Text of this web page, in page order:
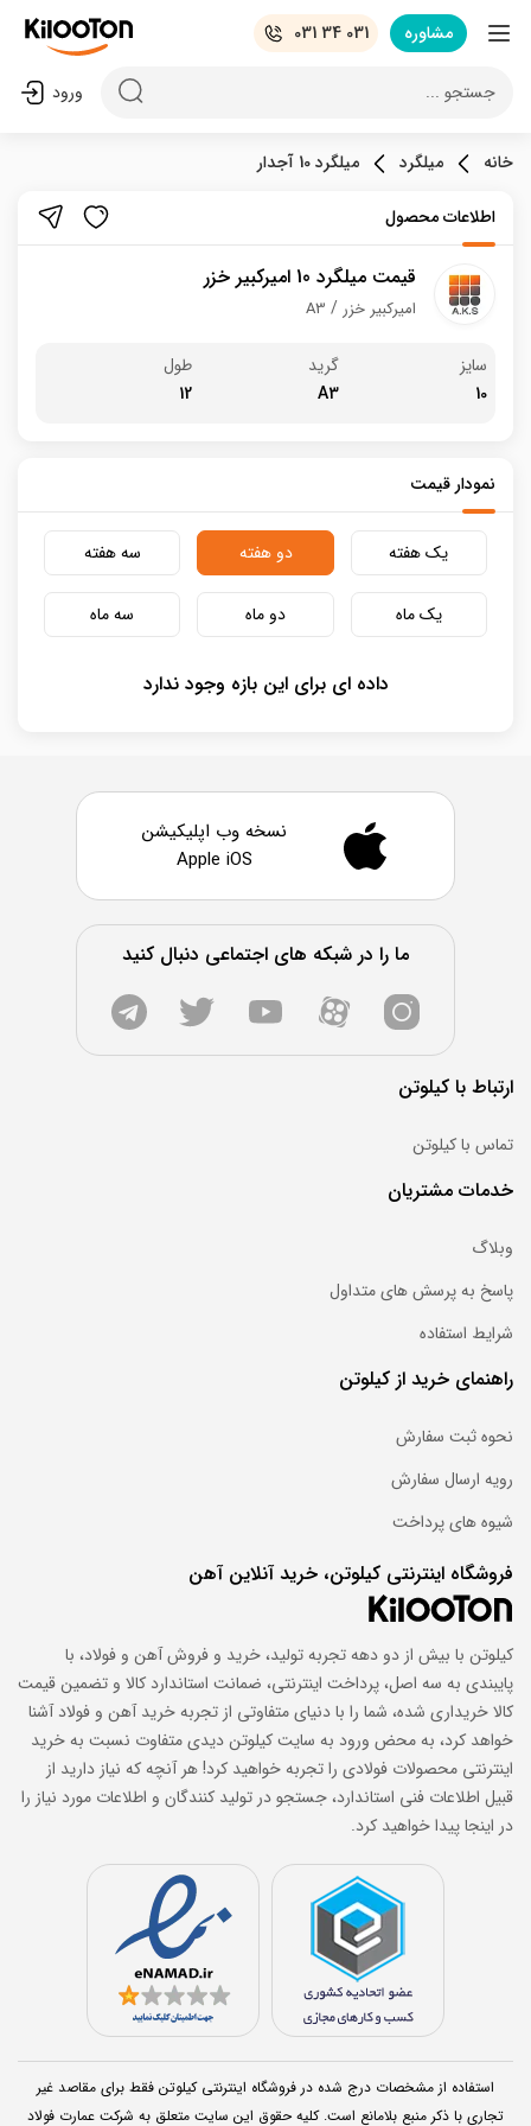
مشاوره 031 34 031
جستجو ... ورود
خانه میلگرد میلگرد 10 آجدار
اطلاعات محصول
قیمت میلگرد 10 امیرکبیر خزر
A3 امیرکبیر خزر
سایز
10
گرید
A3
طول
12
نمودار قیمت
یک هفته دو هفته سه هفته
یک ماه دو ماه سه ماه
داده ای برای این بازه وجود ندارد
نسخه وب اپلیکیشن
Apple iOS
ما را در شبکه های اجتماعی دنبال کنید
ارتباط با کیلوتن
تماس با کیلوتن
خدمات مشتریان
وبلاگ
پاسخ به پرسش های متداول
شرایط استفاده
راهنمای خرید از کیلوتن
نحوه ثبت سفارش
رویه ارسال سفارش
شیوه های پرداخت
فروشگاه اینترنتی کیلوتن، خرید آنلاین آهن
کیلوتن با بیش از دو دهه تجربه تولید، خرید و فروش آهن و فولاد، با
پایبندی به سه اصل، پرداخت اینترنتی، ضمانت استاندارد کالا و تضمین قیمت
کالا خریداری شده، شما را با دنیای متفاوتی از تجربه خرید آهن و فولاد آشنا
خواهد کرد، به محض ورود به سایت کیلوتن دیدی متفاوت نسبت به خرید
اینترنتی محصولات فولادی را تجربه خواهید کرد! هر آنچه که نیاز دارید از
قبیل اطلاعات فنی استاندارد، جستجو در تولید کنندگان و اطلاعات مورد نیاز را
در اینجا پیدا خواهید کرد.
استفاده از مشخصات درج شده در فروشگاه اینترنتی کیلوتن فقط برای مقاصد غیر
تجاری با ذکر منبع بلامانع است. کلیه حقوق اين سایت متعلق به شرکت عمارت فولاد